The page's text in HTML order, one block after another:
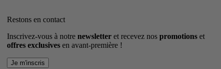
Restons en contact
Inscrivez-vous à notre newsletter et recevez nos promotions et
offres exclusives en avant-première !